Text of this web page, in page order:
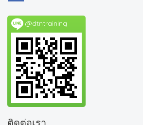
@dtntraining